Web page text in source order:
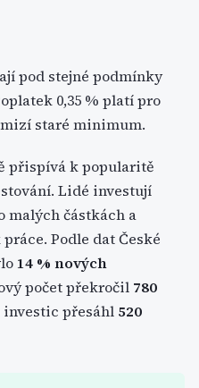
pod stejné podmínky
0,35 % platí pro
staré minimum.
přispívá k popularitě
Lidé investují
malých částkách a
Podle dat České
14 % nových
počet překročil 780
investic přesáhl 520